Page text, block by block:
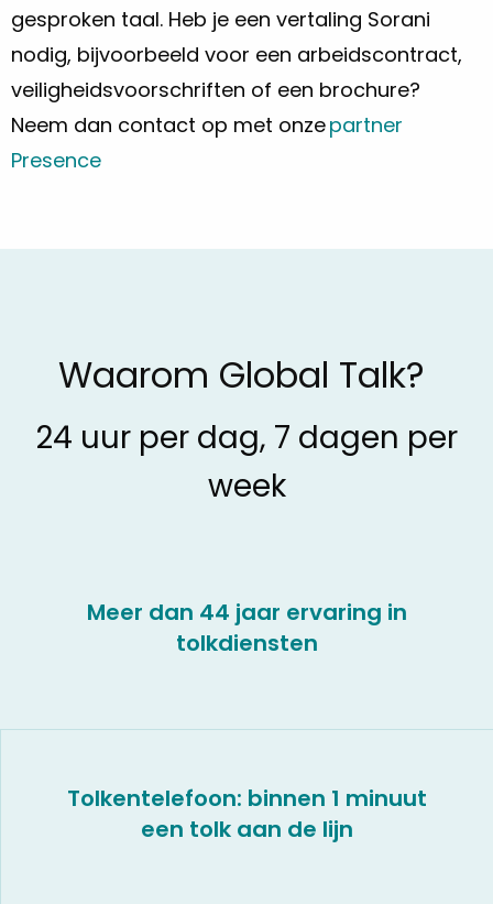
gesproken taal. Heb je een vertaling Sorani
nodig, bijvoorbeeld voor een arbeidscontract,
veiligheidsvoorschriften of een brochure?
Neem dan contact op met onzepartner
Presence
Waarom Global Talk?
24 uur per dag, 7 dagen per
week
Meer dan 44 jaar ervaring in
tolkdiensten
Tolkentelefoon: binnen 1 minuut
een tolk aan de lijn